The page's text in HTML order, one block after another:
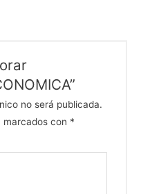
no será publicada.
marcados con *